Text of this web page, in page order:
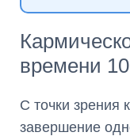
времени
С точки зрения
завершение